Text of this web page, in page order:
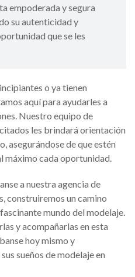
empoderada y segura
su autenticidad y
que se les
o ya tienen
aquí para ayudarles a
Nuestro equipo de
les brindará orientación
asegurándose de que estén
máximo cada oportunidad.
a nuestra agencia de
construiremos un camino
mundo del modelaje.
y acompañarlas en esta
hoy mismo y
sueños de modelaje en